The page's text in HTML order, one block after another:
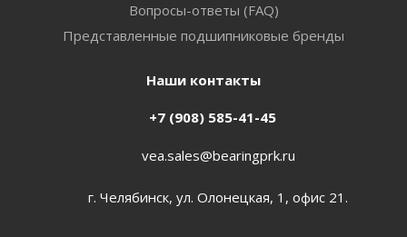
Вопросы-ответы (FAQ)
Представленные подшипниковые бренды
Наши контакты
+7 (908) 585-41-45
vea.sales@bearingprk.ru
г. Челябинск, ул. Олонецкая, 1, офис 21.